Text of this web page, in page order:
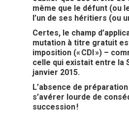
même que le défunt (ou
l’un de ses héritiers (ou
Certes, le champ
mutation à titre gratuit
imposition (« CDI ») –
celle qui existait entre la
janvier 2015.
L’absence de
s’avérer lourde de
succession !